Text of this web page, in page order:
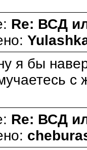
Re: ВСД
я бы
с
Re: ВСД